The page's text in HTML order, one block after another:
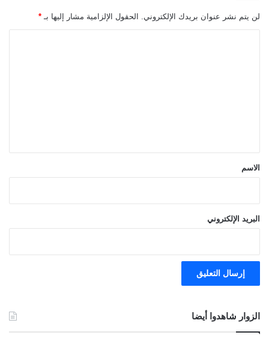
لن يتم نشر عنوان بريدك الإلكتروني. الحقول الإلزامية مشار إليها بـ *
*الاسم
البريد الإلكتروني
الزوار شاهدوا أيضا